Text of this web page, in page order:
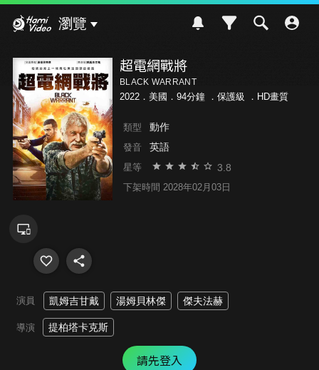
瀏覽
超電網戰將
BLACK WARRANT
2022．美國．94分鐘 ． 保護級 ．HD畫質
類型 動作
發音 英語
星等 3.8
下架時間 2028年02月03日
演員 凱姆吉甘戴 湯姆貝林傑 傑夫法赫
導演 提柏塔卡克斯
請先登入